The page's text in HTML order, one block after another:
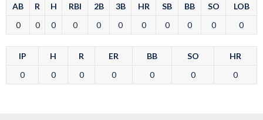
AB R H RBI 2B 3B HR SB BB SO
LOB
0
0 0 0 0 0 0 0 0 0 0
IP H R ER BB SO
HR
0
0 0 0 0 0 0